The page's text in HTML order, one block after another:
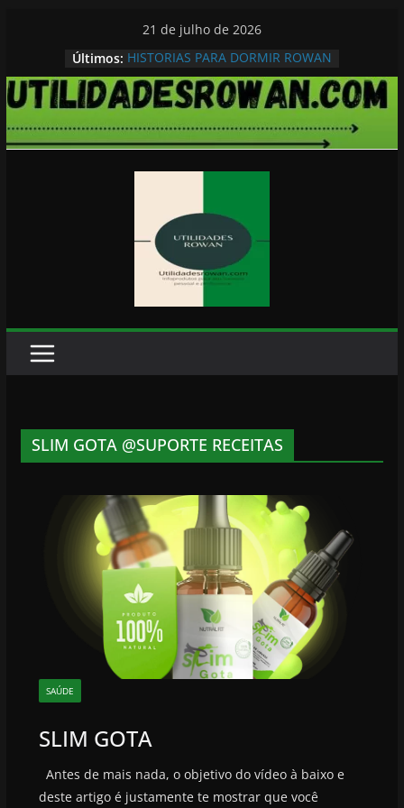
conteúdo
21 de julho de 2026
Últimos: HISTORIAS PARA DORMIR ROWAN
SLIM GOTA @SUPORTE RECEITAS
SAÚDE
SLIM GOTA
Antes de mais nada, o objetivo do vídeo à baixo e
deste artigo é justamente te mostrar que você